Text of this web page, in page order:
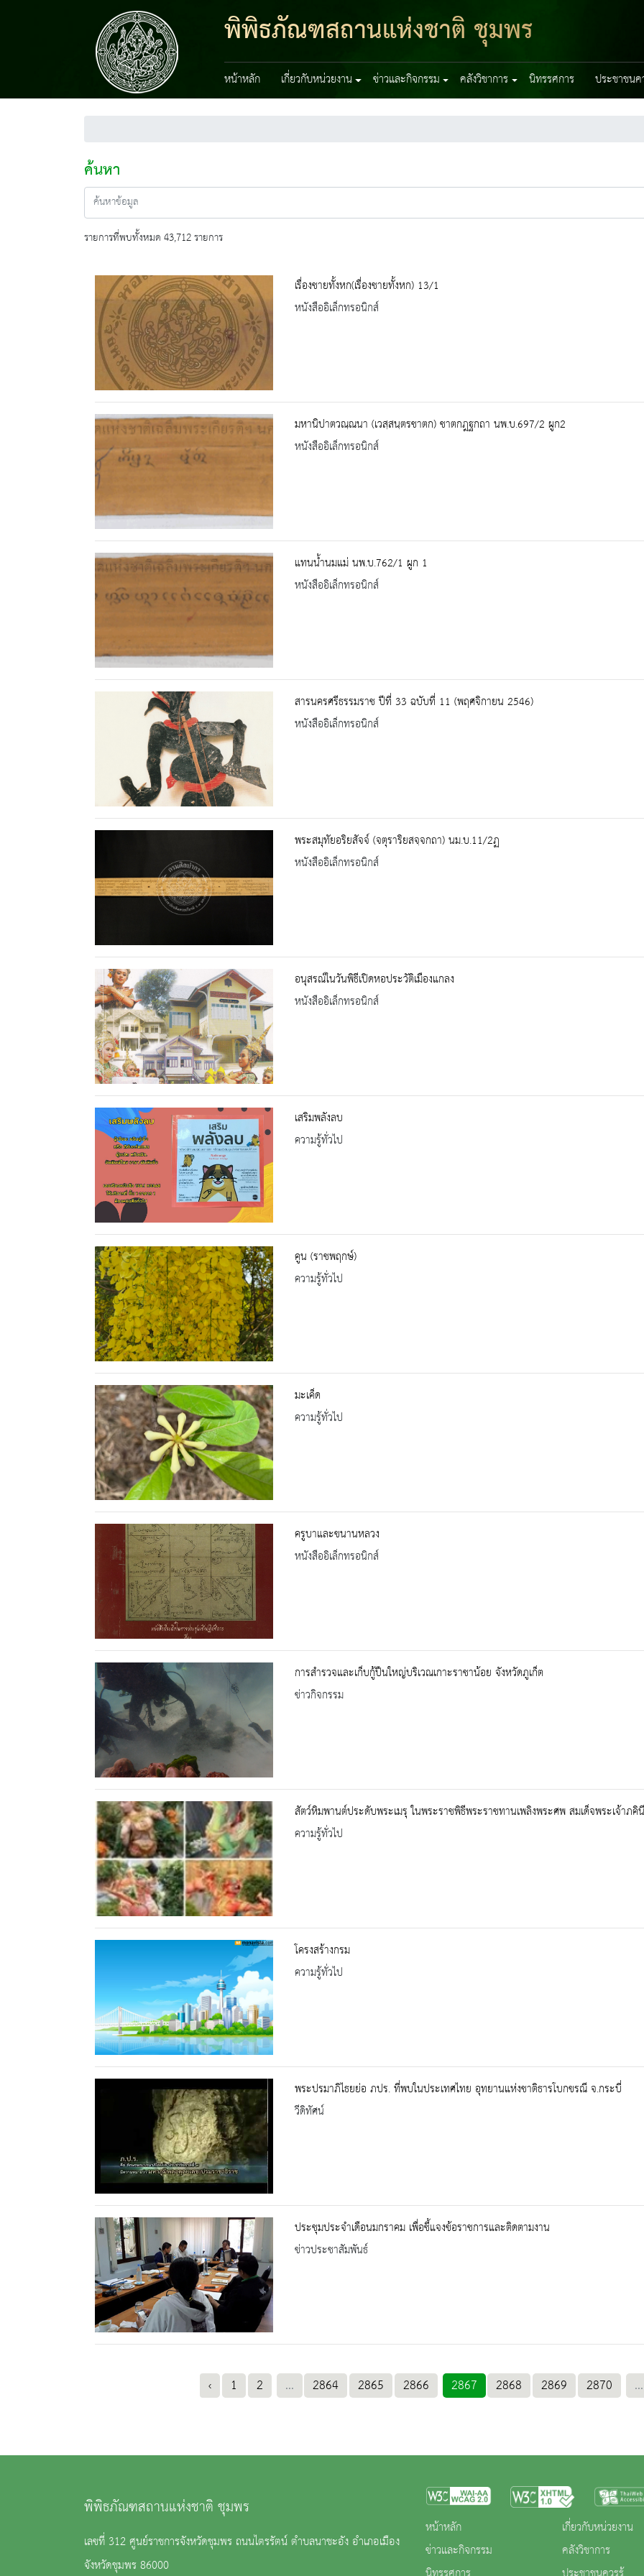
พิพิธภัณฑสถานแห่งชาติ ชุมพร
หน้าหลัก เกี่ยวกับหน่วยงาน ข่าวและกิจกรรม คลังวิชาการ นิทรรศการ ประชาชน
ค้นหา
รายการที่พบทั้งหมด 43,712 รายการ
เรื่องชายทั้งหก(เรื่องชายทั้งหก) 13/1
หนังสืออิเล็กทรอนิกส์
มหานิปาตวณฺณนา (เวสฺสนฺตรชาตก) ชาตกฎฐกถา นพ.บ.697/2 ผูก2
หนังสืออิเล็กทรอนิกส์
แทนน้ำนมแม่ นพ.บ.762/1 ผูก 1
หนังสืออิเล็กทรอนิกส์
สารนครศรีธรรมราช ปีที่ 33 ฉบับที่ 11 (พฤศจิกายน 2546)
หนังสืออิเล็กทรอนิกส์
พระสมุทัยอริยสัจจ์ (จตุราริยสจฺจกถา) นม.บ.11/2ฏ
หนังสืออิเล็กทรอนิกส์
อนุสรณ์ในวันพิธีเปิดหอประวัติเมืองแกลง
หนังสืออิเล็กทรอนิกส์
เสริมพลังลบ
ความรู้ทั่วไป
คูน (ราชพฤกษ์)
ความรู้ทั่วไป
มะเค็ด
ความรู้ทั่วไป
ครูบาและขนานหลวง
หนังสืออิเล็กทรอนิกส์
การสำรวจและเก็บกู้ปืนใหญ่บริเวณเกาะราชาน้อย จังหวัดภูเก็ต
ข่าวกิจกรรม
สัตว์หิมพานต์ประดับพระเมรุ ในพระราชพิธีพระราชทานเพลิงพระศพ สมเด็จพระเจ้าภ
ความรู้ทั่วไป
โครงสร้างกรม
ความรู้ทั่วไป
พระปรมาภิไธยย่อ ภปร. ที่พบในประเทศไทย อุทยานแห่งชาติธารโบกขรณี จ.กระบี่
วีดิทัศน์
ประชุมประจำเดือนมกราคม เพื่อชี้แจงข้อราชการและติดตามงาน
ข่าวประชาสัมพันธ์
‹ 1 2 ... 2864 2865 2866 2867 2868 2869 2870 ...
พิพิธภัณฑสถานแห่งชาติ ชุมพร
เลขที่ 312 ศูนย์ราชการจังหวัดชุมพร ถนนไตรรัตน์ ตำบลนาชะอัง อำเภอเมือง
จังหวัดชุมพร 86000
หน้าหลัก
ข่าวและกิจกรรม
เกี่ยวกับหน่วยงาน
คลังวิชาการ